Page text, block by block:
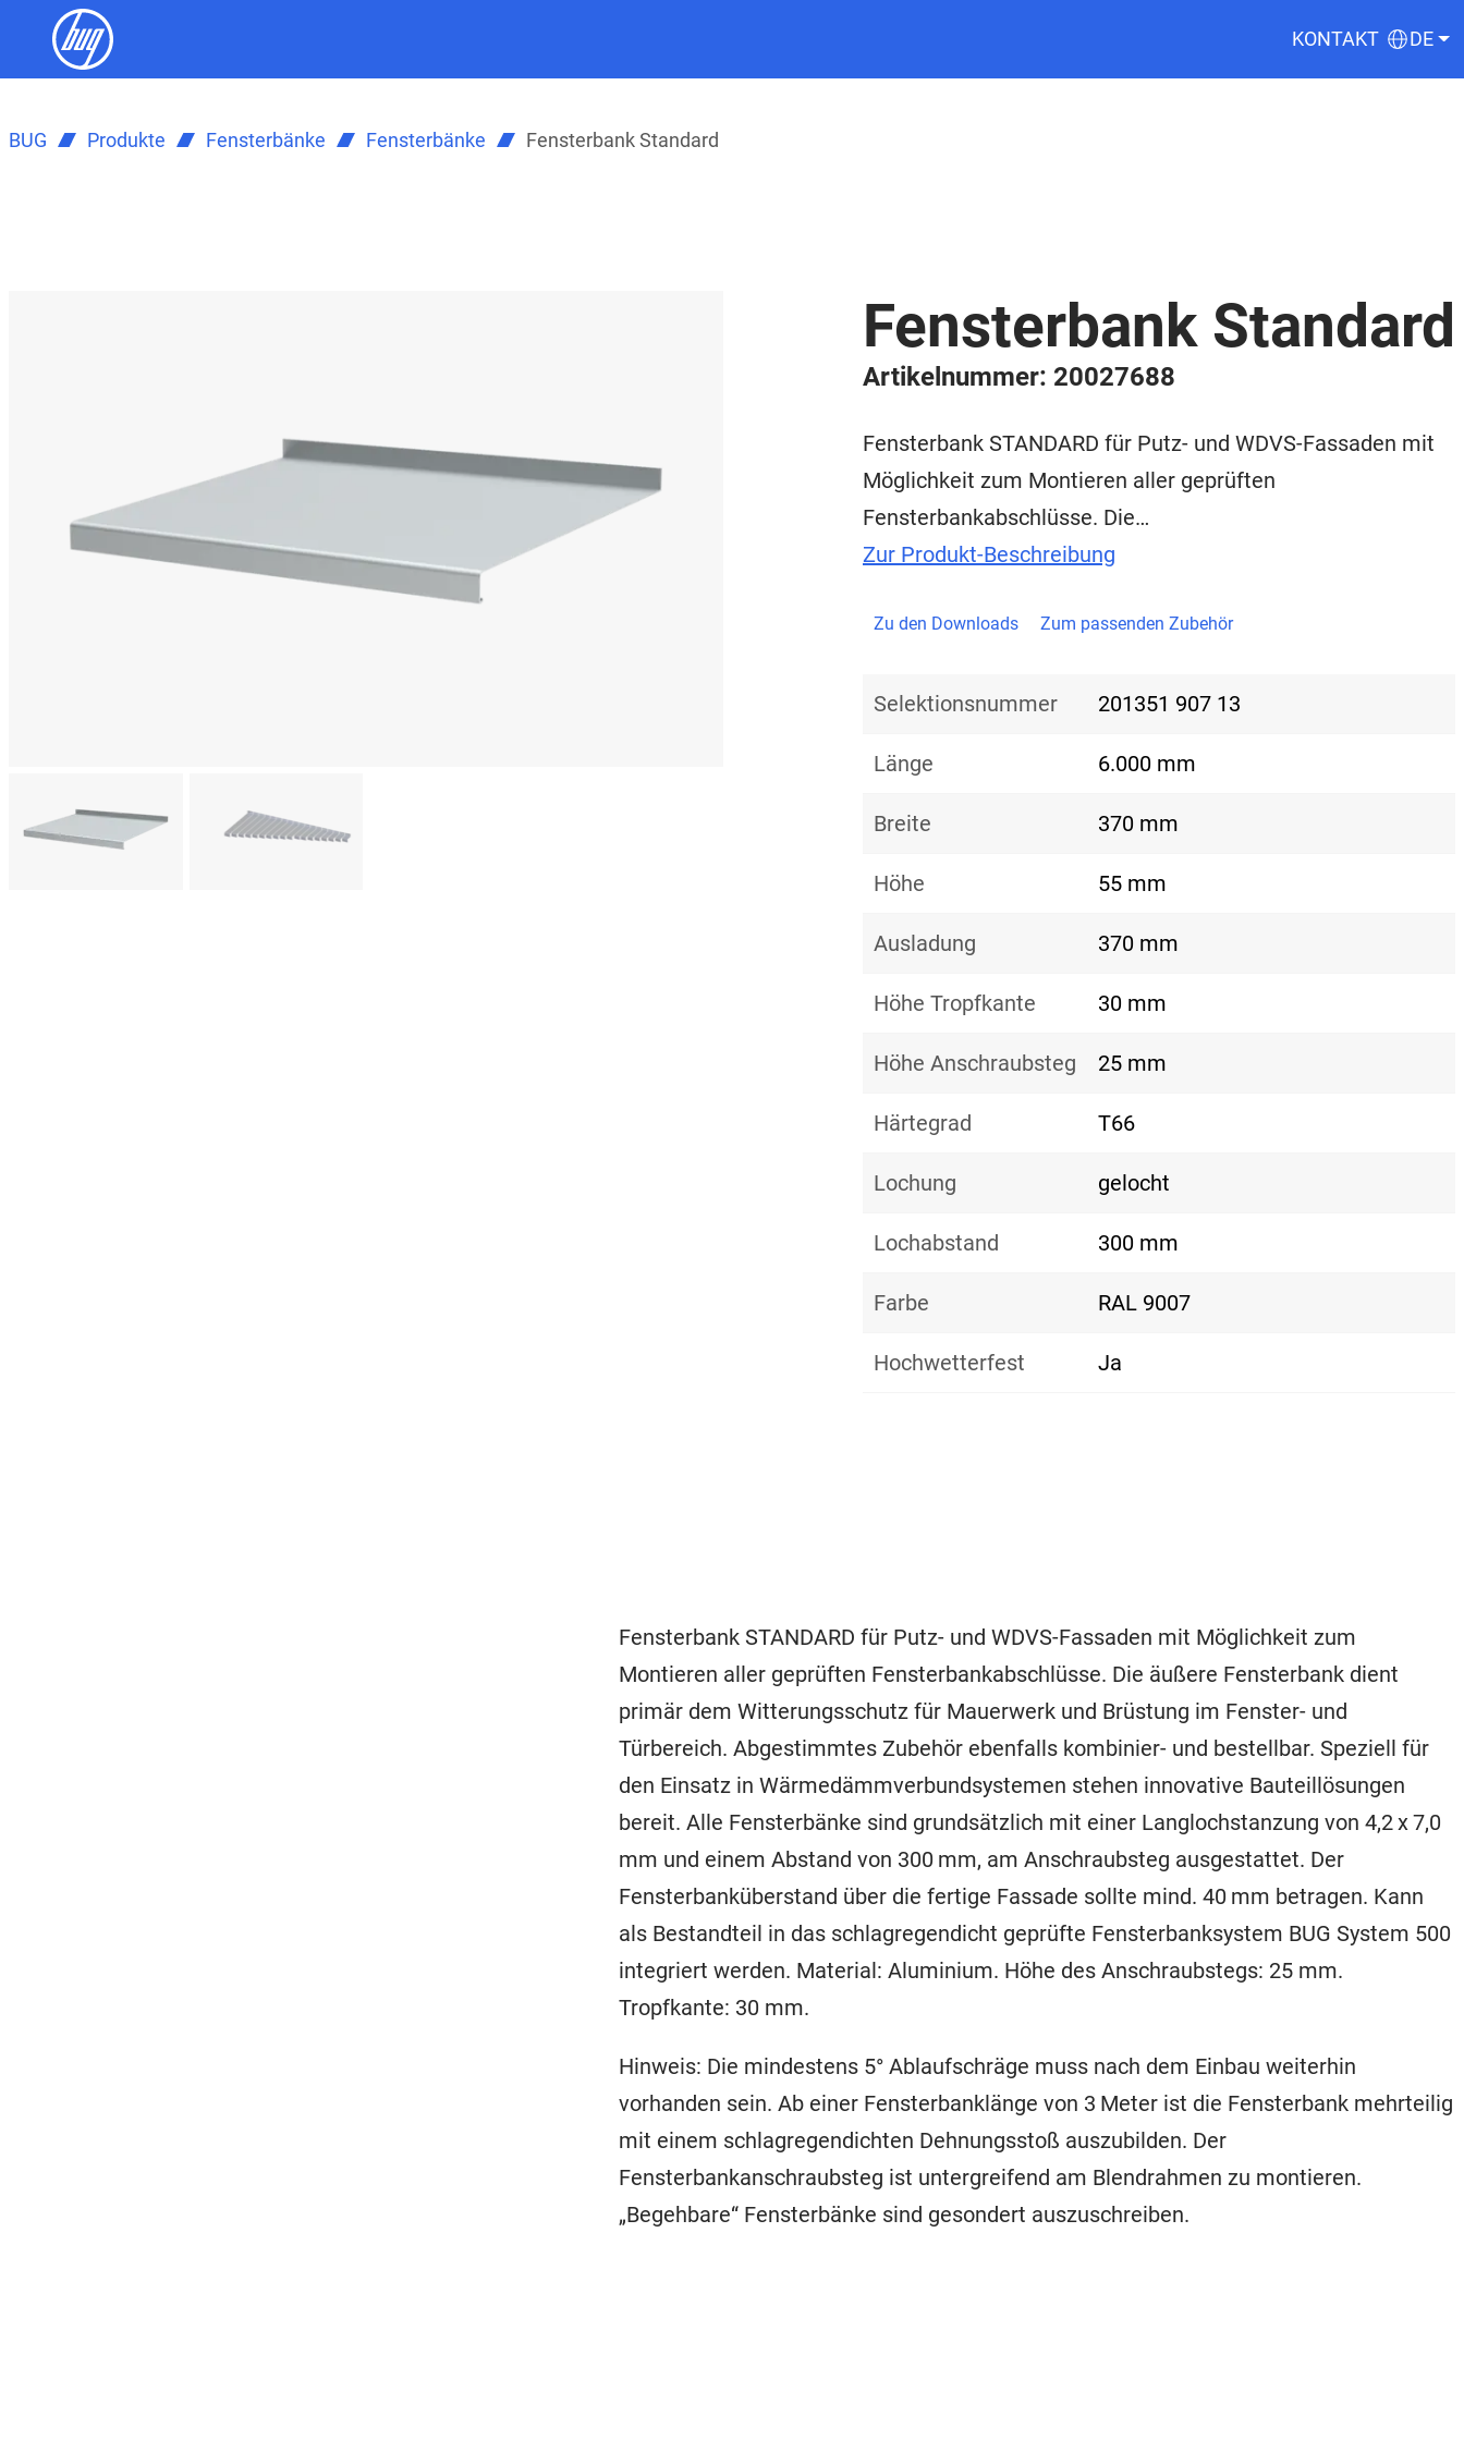
KONTAKT DE
BUG Produkte Fensterbänke Fensterbänke Fensterbank Standard
Fensterbank Standard
Artikelnummer: 20027688
Fensterbank STANDARD für Putz- und WDVS-Fassaden mit
Möglichkeit zum Montieren aller geprüften
Fensterbankabschlüsse. Die…
Zur Produkt-Beschreibung
Zu den Downloads Zum passenden Zubehör
Selektionsnummer 201351 907 13
Länge 6.000 mm
Breite 370 mm
Höhe 55 mm
Ausladung 370 mm
Höhe Tropfkante 30 mm
Höhe Anschraubsteg 25 mm
Härtegrad T66
Lochung gelocht
Lochabstand 300 mm
Farbe RAL 9007
Hochwetterfest Ja
Fensterbank STANDARD für Putz- und WDVS-Fassaden mit Möglichkeit zum
Montieren aller geprüften Fensterbankabschlüsse. Die äußere Fensterbank dient
primär dem Witterungsschutz für Mauerwerk und Brüstung im Fenster- und
Türbereich. Abgestimmtes Zubehör ebenfalls kombinier- und bestellbar. Speziell für
den Einsatz in Wärmedämmverbundsystemen stehen innovative Bauteillösungen
bereit. Alle Fensterbänke sind grundsätzlich mit einer Langlochstanzung von 4,2 x 7,0
mm und einem Abstand von 300 mm, am Anschraubsteg ausgestattet. Der
Fensterbanküberstand über die fertige Fassade sollte mind. 40 mm betragen. Kann
als Bestandteil in das schlagregendicht geprüfte Fensterbanksystem BUG System 500
integriert werden. Material: Aluminium. Höhe des Anschraubstegs: 25 mm.
Tropfkante: 30 mm.
Hinweis: Die mindestens 5° Ablaufschräge muss nach dem Einbau weiterhin
vorhanden sein. Ab einer Fensterbanklänge von 3 Meter ist die Fensterbank mehrteilig
mit einem schlagregendichten Dehnungsstoß auszubilden. Der
Fensterbankanschraubsteg ist untergreifend am Blendrahmen zu montieren.
„Begehbare“ Fensterbänke sind gesondert auszuschreiben.